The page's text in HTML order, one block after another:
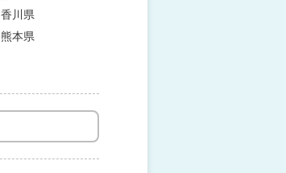
香川県
熊本県